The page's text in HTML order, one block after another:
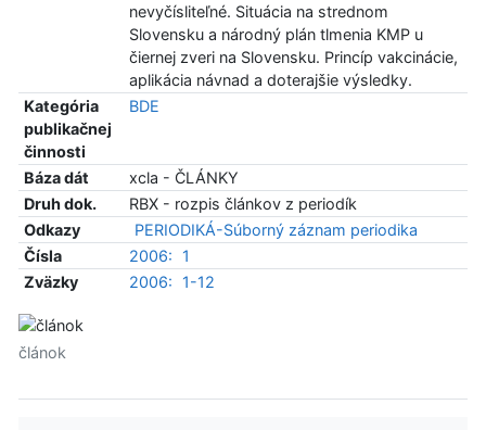
nevyčísliteľné. Situácia na strednom
Slovensku a národný plán tlmenia KMP u
čiernej zveri na Slovensku. Princíp vakcinácie,
aplikácia návnad a doterajšie výsledky.
Kategória
publikačnej
činnosti
BDE
Báza dát
xcla - ČLÁNKY
Druh dok.
RBX - rozpis článkov z periodík
Odkazy
PERIODIKÁ-Súborný záznam periodika
Čísla
2006:
1
Zväzky
2006: 1-12
článok